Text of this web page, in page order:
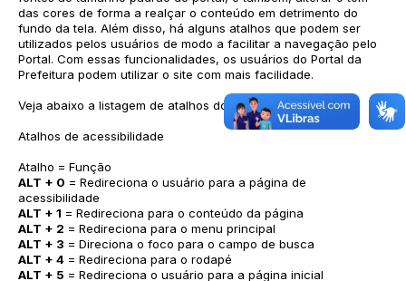
das cores de forma a realçar o conteúdo em detrimento do
fundo da tela. Além disso, há alguns atalhos que podem ser
utilizados pelos usuários de modo a facilitar a navegação pelo
Portal. Com essas funcionalidades, os usuários do Portal da
Prefeitura podem utilizar o site com mais facilidade.
Veja abaixo a listagem de atalhos do sítio:
Atalhos de acessibilidade
Atalho = Função
ALT + 0 = Redireciona o usuário para a página de
acessibilidade
ALT + 1 = Redireciona para o conteúdo da página
ALT + 2 = Redireciona para o menu principal
ALT + 3 = Direciona o foco para o campo de busca
ALT + 4 = Redireciona para o rodapé
ALT + 5 = Redireciona o usuário para a página inicial